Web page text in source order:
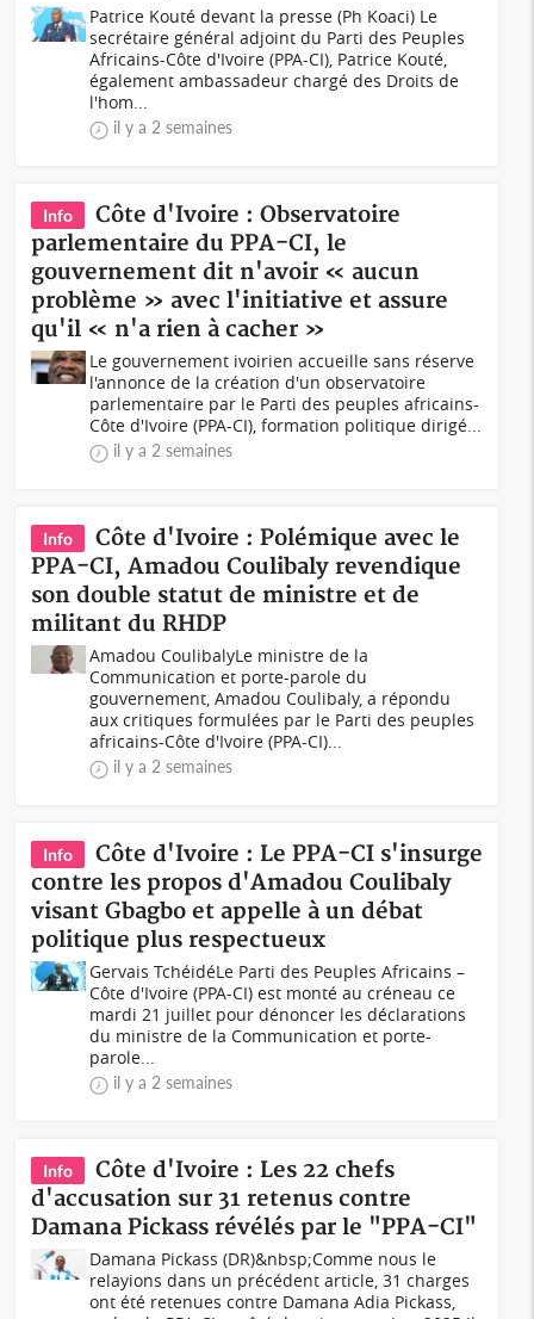
Patrice Kouté devant la presse (Ph Koaci) Le
secrétaire général adjoint du Parti des Peuples
Africains-Côte d'Ivoire (PPA-CI), Patrice Kouté,
également ambassadeur chargé des Droits de
l'hom...
il y a 2 semaines
Info
Côte d'Ivoire : Observatoire
parlementaire du PPA-CI, le
gouvernement dit n'avoir « aucun
problème » avec l'initiative et assure
qu'il « n'a rien à cacher »
Le gouvernement ivoirien accueille sans réserve
l'annonce de la création d'un observatoire
parlementaire par le Parti des peuples africains-
Côte d'Ivoire (PPA-CI), formation politique dirigé...
il y a 2 semaines
Info
Côte d'Ivoire : Polémique avec le
PPA-CI, Amadou Coulibaly revendique
son double statut de ministre et de
militant du RHDP
Amadou CoulibalyLe ministre de la
Communication et porte-parole du
gouvernement, Amadou Coulibaly, a répondu
aux critiques formulées par le Parti des peuples
africains-Côte d'Ivoire (PPA-CI)...
il y a 2 semaines
Info
Côte d'Ivoire : Le PPA-CI s'insurge
contre les propos d'Amadou Coulibaly
visant Gbagbo et appelle à un débat
politique plus respectueux
Gervais TchéidéLe Parti des Peuples Africains –
Côte d'Ivoire (PPA-CI) est monté au créneau ce
mardi 21 juillet pour dénoncer les déclarations
du ministre de la Communication et porte-
parole...
il y a 2 semaines
Info
Côte d'Ivoire : Les 22 chefs
d'accusation sur 31 retenus contre
Damana Pickass révélés par le "PPA-CI"
Damana Pickass (DR)&nbsp;Comme nous le
relayions dans un précédent article, 31 charges
ont été retenues contre Damana Adia Pickass,